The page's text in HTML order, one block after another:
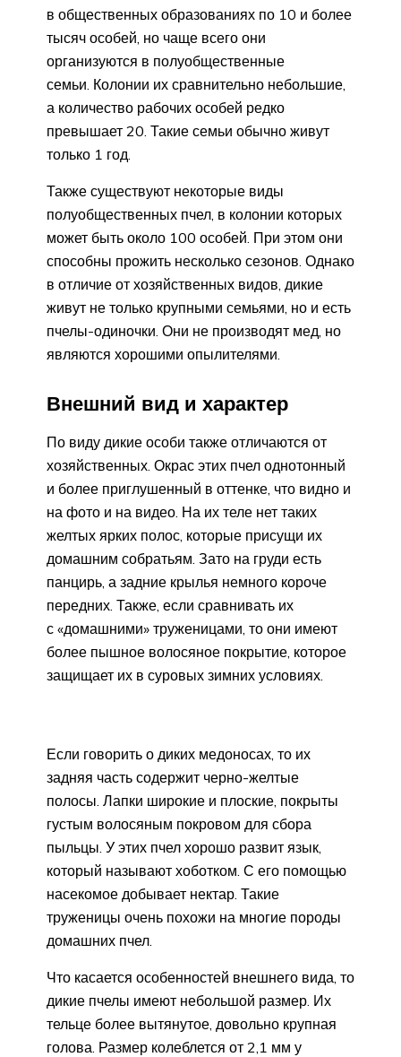
в общественных образованиях по 10 и более
тысяч особей, но чаще всего они
организуются в полуобщественные
семьи. Колонии их сравнительно небольшие,
а количество рабочих особей редко
превышает 20. Такие семьи обычно живут
только 1 год.
Также существуют некоторые виды
полуобщественных пчел, в колонии которых
может быть около 100 особей. При этом они
способны прожить несколько сезонов. Однако
в отличие от хозяйственных видов, дикие
живут не только крупными семьями, но и есть
пчелы-одиночки. Они не производят мед, но
являются хорошими опылителями.
Внешний вид и характер
По виду дикие особи также отличаются от
хозяйственных. Окрас этих пчел однотонный
и более приглушенный в оттенке, что видно и
на фото и на видео. На их теле нет таких
желтых ярких полос, которые присущи их
домашним собратьям. Зато на груди есть
панцирь, а задние крылья немного короче
передних. Также, если сравнивать их
с «домашними» труженицами, то они имеют
более пышное волосяное покрытие, которое
защищает их в суровых зимних условиях.
Если говорить о диких медоносах, то их
задняя часть содержит черно-желтые
полосы. Лапки широкие и плоские, покрыты
густым волосяным покровом для сбора
пыльцы. У этих пчел хорошо развит язык,
который называют хоботком. С его помощью
насекомое добывает нектар. Такие
труженицы очень похожи на многие породы
домашних пчел.
Что касается особенностей внешнего вида, то
дикие пчелы имеют небольшой размер. Их
тельце более вытянутое, довольно крупная
голова. Размер колеблется от 2,1 мм у